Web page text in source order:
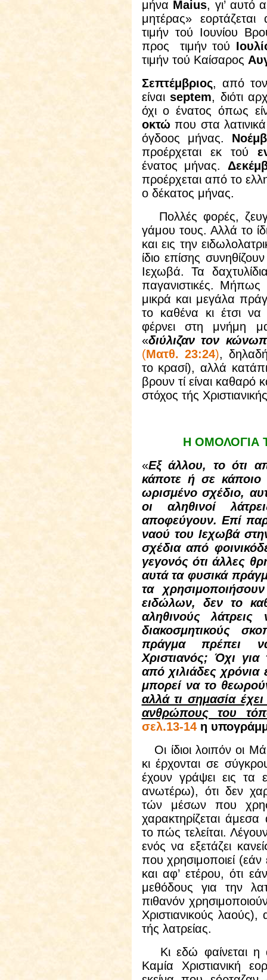
μήνα Maius, γι’ αυτό
μητέρας»
τιμήν τού Ιουνίου
προς τιμήν τού
τιμήν τού Καίσαρος
Σεπτέμβριος, από
είναιseptem, διότι
όχι ο ένατος όπως
οκτώ που στα
όγδοος μήνας.
προέρχεται εκ τού
ένατος μήνας.
προέρχεται από το
ο δέκατος μήνας.
Πολλές φορές,
γάμου τους. Αλλά το
και εις την
ίδιο επίσης
Ιεχωβά. Τα
παγανιστικές. Μήπως
μικρά και μεγάλα
το καθένα κι έτσι
φέρνει στη μνήμη
«διύλιζαν τον
(Ματθ. 23:24),
το κρασί), αλλά
βρουν τί είναι καθαρό
στόχος τής
Η ΟΜΟΛΟΓΙΑ
«Εξ άλλου, το ότι
κάποτε ή σε κάποιο
ωρισμένο σχέδιο,
οι αληθινοί
αποφεύγουν. Επί
ναού του Ιεχωβά
σχέδια από
γεγονός ότι άλλες
αυτά τα φυσικά
τα
ειδώλων, δεν το
αληθινούς
διακοσμητικούς
πράγμα πρέπει
Χριστιανός; Όχι
από χιλιάδες
μπορεί να το
αλλά τι σημασία
ανθρώπους του
σελ.13-14η
Οι ίδιοι λοιπόν οι
κι έρχονται σε
έχουν γράψει εις
ανωτέρω), ότι δεν
τών μέσων που
χαρακτηρίζεται
το πώς τελείται.
ενός να εξετάζει
που χρησιμοποιεί (εάν
και αφ’ ετέρου, ότι
μεθόδους για την
πιθανόν
Χριστιανικούς
τής λατρείας.
Κι εδώ φαίνεται η
Καμία Χριστιανική